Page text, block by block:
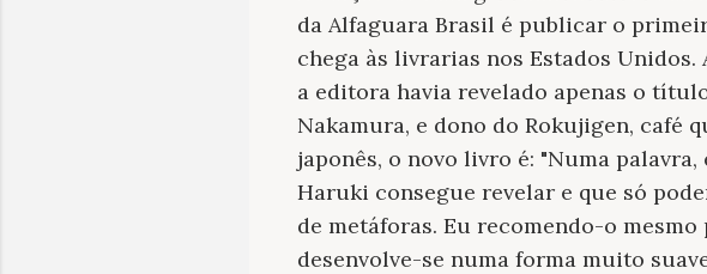
da Alfaguara Brasil é publicar o
chega às livrarias nos Estados
a editora havia revelado apenas o
Nakamura, e dono do Rokujigen, café
japonês, o novo livro é: "Numa palavra,
Haruki consegue revelar e que só
de metáforas. Eu recomendo-o
desenvolve-se numa forma muito